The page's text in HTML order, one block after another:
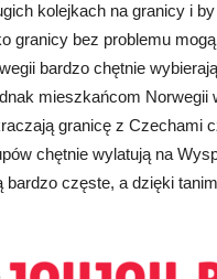
kolejkach na granicy i
granicy bez problemu
bardzo chętnie
mieszkańcom
granicę z Czechami
chętnie wylatują na
częste, a dzięki